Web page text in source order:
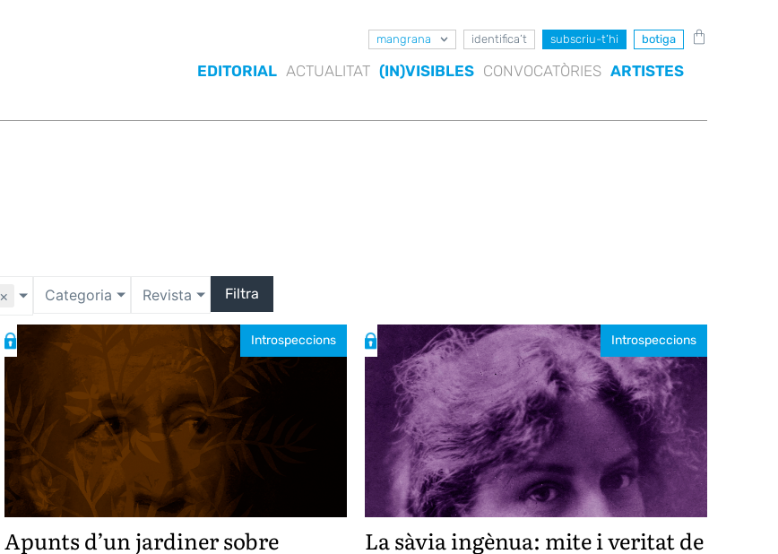
mangrana identifica’t subscriu-t’hi botiga
EDITORIAL ACTUALITAT (IN)VISIBLES CONVOCATÒRIES ARTISTES
× Categoria Revista Filtra
Introspeccions
Apunts d’un jardiner sobre
Introspeccions
La sàvia ingènua: mite i veritat de